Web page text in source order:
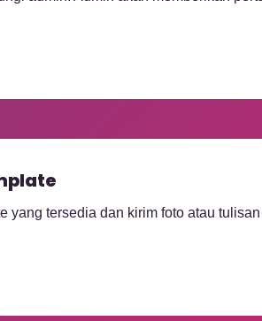
yang tersedia dan kirim foto atau